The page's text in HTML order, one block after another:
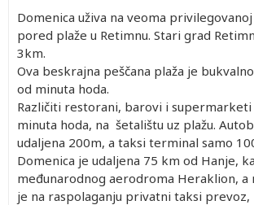
Domenica uživa na veoma
pored plaže u Retimnu. Stari grad
3km.
Ova beskrajna peščana plaža je
od minuta hoda.
Različiti restorani, barovi i supermarketi
minuta hoda, na šetalištu uz plažu.
udaljena 200m, a taksi terminal samo
Domenica je udaljena 75 km od Hanje,
međunarodnog aerodroma Heraklion, a
je na raspolaganju privatni taksi prevoz,